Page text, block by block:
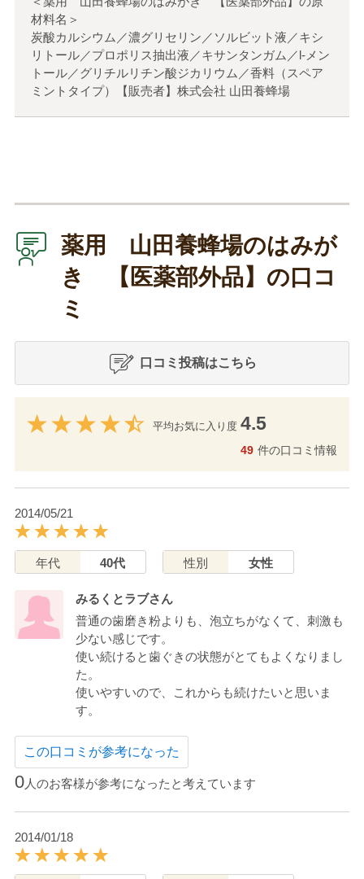
材料名＞
炭酸カルシウム／濃グリセリン／ソルビット液／キシ
リトール／プロポリス抽出液／キサンタンガム／l-メン
トール／グリチルリチン酸ジカリウム／香料（スペア
ミントタイプ）【販売者】株式会社 山田養蜂場
薬用 山田養蜂場のはみが
き 【医薬部外品】の口コ
ミ
口コミ投稿はこちら
平均お気に入り度 4.5
49 件の口コミ情報
2014/05/21
年代 40代 性別 女性
みるくとラブさん
普通の歯磨き粉よりも、泡立ちがなくて、刺激も
少ない感じです。
使い続けると歯ぐきの状態がとてもよくなりまし
た。
使いやすいので、これからも続けたいと思いま
す。
この口コミが参考になった
0人のお客様が参考になったと考えています
2014/01/18